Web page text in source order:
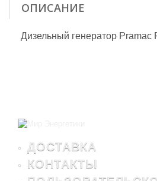
ОПИСАНИЕ
Дизельный генератор Pramac
ДОСТАВКА
КОНТАКТЫ